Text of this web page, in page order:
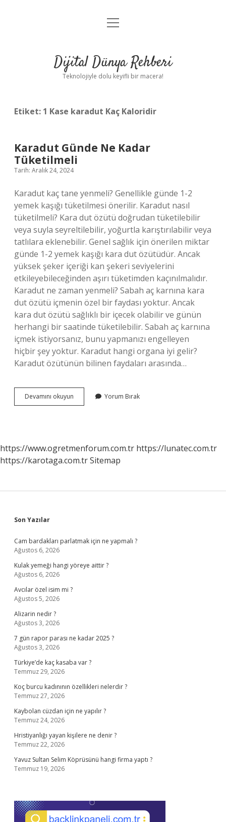
Anasayfa
Yasal Uyarı
menüyü
Dijital Dünya Rehberi
Teknolojiyle dolu keyifli bir macera!
Etiket: 1 Kase karadut Kaç Kaloridir
Karadut Günde Ne Kadar
Tüketilmeli
Tarih: Aralık 24, 2024
Karadut kaç tane yenmeli? Genellikle günde 1-2
yemek kaşığı tüketilmesi önerilir. Karadut nasıl
tüketilmeli? Kara dut özütü doğrudan tüketilebilir
veya suyla seyreltilebilir, yoğurtla karıştırılabilir veya
tatlılara eklenebilir. Genel sağlık için önerilen miktar
günde 1-2 yemek kaşığı kara dut özütüdür. Ancak
yüksek şeker içeriği kan şekeri seviyelerini
etkileyebileceğinden aşırı tüketimden kaçınılmalıdır.
Karadut ne zaman yenmeli? Sabah aç karnına kara
dut özütü içmenin özel bir faydası yoktur. Ancak
kara dut özütü sağlıklı bir içecek olabilir ve günün
herhangi bir saatinde tüketilebilir. Sabah aç karnına
içmek istiyorsanız, bunu yapmanızı engelleyen
hiçbir şey yoktur. Karadut hangi organa iyi gelir?
Karadut özütünün bilinen faydaları arasında…
Devamını okuyun Karadut
Günde
Yorum Bırak
https://www.ogretmenforum.com.tr https://lunatec.com.tr
https://karotaga.com.trSitemap
Sidebar
Son Yazılar
Cam bardakları parlatmak için ne yapmalı ?
Ağustos 6, 2026
Kulak yemeği hangi yöreye aittir ?
Ağustos 6, 2026
Avcılar özel isim mi ?
Ağustos 5, 2026
Alizarin nedir ?
Ağustos 3, 2026
7 gün rapor parası ne kadar 2025 ?
Ağustos 3, 2026
Türkiye’de kaç kasaba var ?
Temmuz 29, 2026
Koç burcu kadınının özellikleri nelerdir ?
Temmuz 27, 2026
Kaybolan cüzdan için ne yapılır ?
Temmuz 24, 2026
Hristiyanlığı yayan kişilere ne denir ?
Temmuz 22, 2026
Yavuz Sultan Selim Köprüsünü hangi firma yaptı ?
Temmuz 19, 2026